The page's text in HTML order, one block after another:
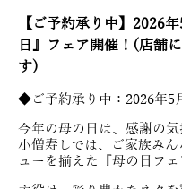
【ご予約承り中】2026
日』フェア開催！(店舗
す)
◆ご予約承り中：2026年5
今年の母の日は、感謝の気
小僧寿しでは、ご家族み
ューを揃えた『母の日フェ